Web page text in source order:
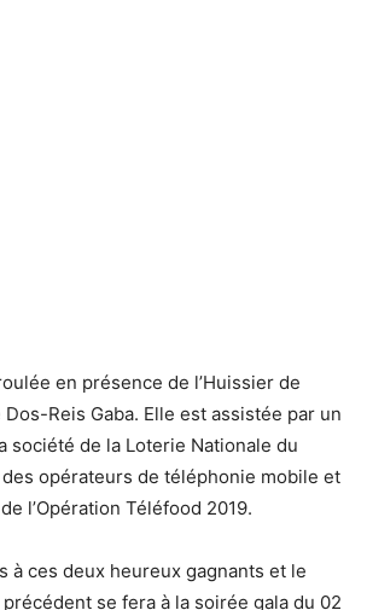
en présence de l’Huissier de
Reis Gaba. Elle est assistée par un
société de la Loterie Nationale du
des opérateurs de téléphonie mobile et
l’Opération Téléfood 2019.
à ces deux heureux gagnants et le
se fera à la soirée gala du 02